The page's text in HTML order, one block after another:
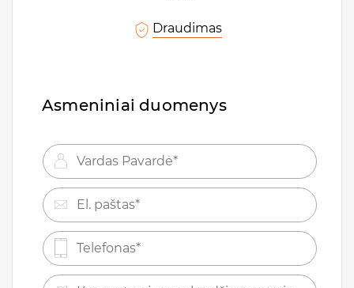
Asmeniniai duomenys
Draudimas